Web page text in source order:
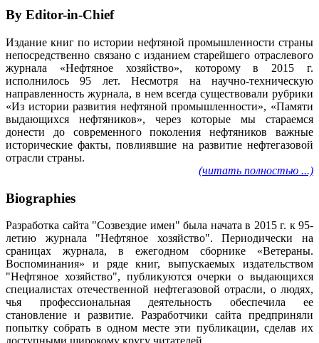
By Editor-in-Chief
Издание книг по истории нефтяной промышленности страны
непосредственно связано с изданием старейшего отраслевого
журнала «Нефтяное хозяйство», которому в 2015 г.
исполнилось 95 лет. Несмотря на научно-техническую
направленность журнала, в нем всегда существовали рубрики
«Из истории развития нефтяной промышленности», «Памяти
выдающихся нефтяников», через которые мы стараемся
донести до современного поколения нефтяников важные
исторические факты, повлиявшие на развитие нефтегазовой
отрасли страны.
(читать полностью ...)
Biographies
Разработка сайта "Созвездие имен" была начата в 2015 г. к 95-
летию журнала "Нефтяное хозяйство". Периодически на
сраницах журнала, в ежегодном сборнике «Ветераны.
Воспоминания» и ряде книг, выпускаемых издательством
"Нефтяное хозяйство", публикуются очерки о выдающихся
специалистах отечественной нефтегазовой отрасли, о людях,
чья профессиональная деятельность обеспечила ее
становление и развитие. Разработчики сайта предприняли
попытку собрать в одном месте эти публикации, сделав их